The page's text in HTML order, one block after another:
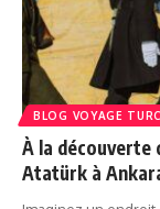
BLOG VOYAGE TURC
À la découverte
Atatürk à